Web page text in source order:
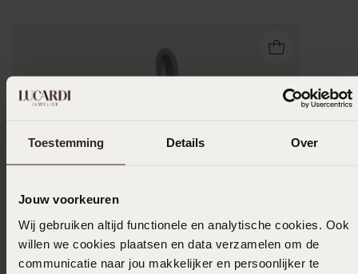
Toestemming Details Over
Jouw voorkeuren
Wij gebruiken altijd functionele en analytische cookies. Ook
willen we cookies plaatsen en data verzamelen om de
communicatie naar jou makkelijker en persoonlijker te